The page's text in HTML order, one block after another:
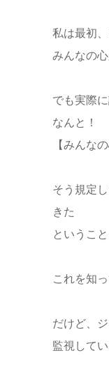
私は最初
みんなの
でも実際
なんと！
【みんな
そう規定
きた
ということ
これを知
だけど、
監視して